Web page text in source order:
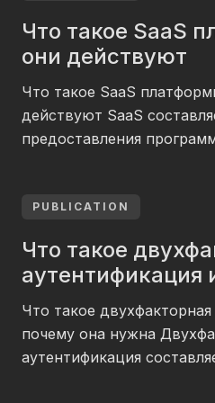
учреждения применяют
для представления
Отрасль развлечений
проникновением в иные
Виртуальная
Что такое SaaS
они действуют
Что такое SaaS
действуют SaaS
предоставления
Поставщик размещает
предоставляет работать
вместо приобретения
прекратил быть
услугой Обычная […]
PUBLICATION
Что такое
аутентификация
нужна
Что такое
почему она нужна
аутентификация